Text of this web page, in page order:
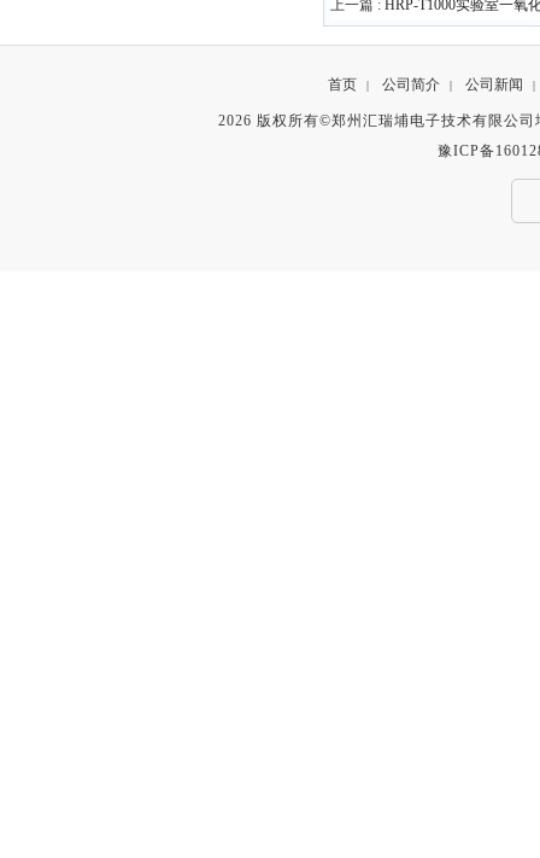
上一篇 : HRP-T1000实验室一氧
首页 | 公司简介 | 公司新闻 |
2026 版权所有©郑州汇瑞埔电子技术有限公
豫ICP备